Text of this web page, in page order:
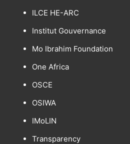
ILCE HE-ARC
Institut Gouvernance
Mo Ibrahim Foundation
One Africa
OSCE
OSIWA
IMoLIN
Transparency